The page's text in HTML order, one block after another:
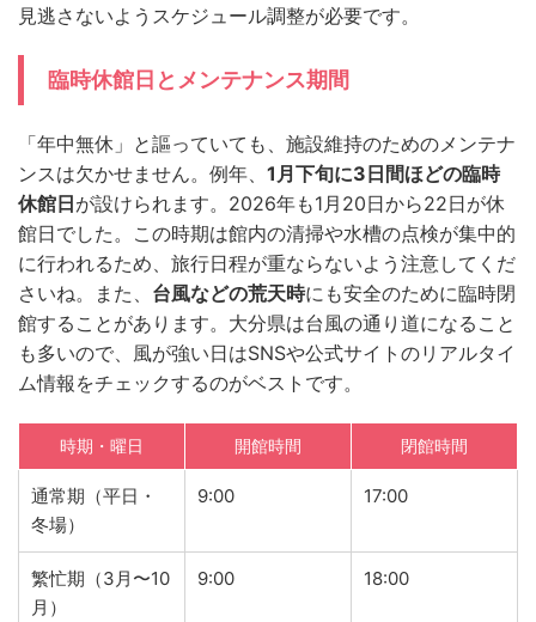
見逃さないようスケジュール調整が必要です。
臨時休館日とメンテナンス期間
「年中無休」と謳っていても、施設維持のためのメンテナ
ンスは欠かせません。例年、 1月下旬に3日間ほどの臨時
休館日が設けられます。2026年も1月20日から22日が休
館日でした。この時期は館内の清掃や水槽の点検が集中的
に行われるため、旅行日程が重ならないよう注意してくだ
さいね。また、 台風などの荒天時にも安全のために臨時閉
館することがあります。大分県は台風の通り道になること
も多いので、風が強い日はSNSや公式サイトのリアルタイ
ム情報をチェックするのがベストです。
時期・曜日 開館時間 閉館時間
通常期（平日・
冬場）
9:00 17:00
繁忙期（3月〜10
月）
9:00 18:00